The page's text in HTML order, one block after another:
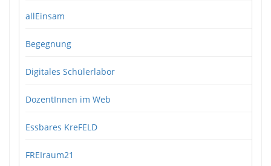
allEinsam
Begegnung
Digitales Schülerlabor
DozentInnen im Web
Essbares KreFELD
FREIraum21